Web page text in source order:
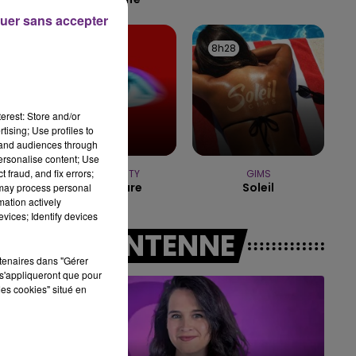
16h00 - 20h00
LE WEEK-END CHAMPAGNE FM
TEMPER CITY
Self Aware
8h28
8h28
GIMS
Soleil
A L'ANTENNE
Store and/or
Use profiles to
audiences through
content; Use
fraud, and fix errors;
process personal
actively
Identify devices
dans "Gérer
que pour
cookies" situé en
sans accepter